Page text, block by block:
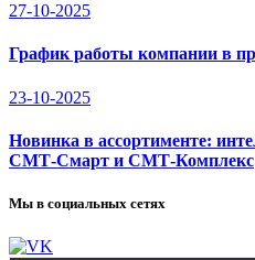
27-10-2025
График работы компании в
23-10-2025
Новинка в ассортименте:
СМТ-Смарт и СМТ-Комплекс
Мы в социальных сетях